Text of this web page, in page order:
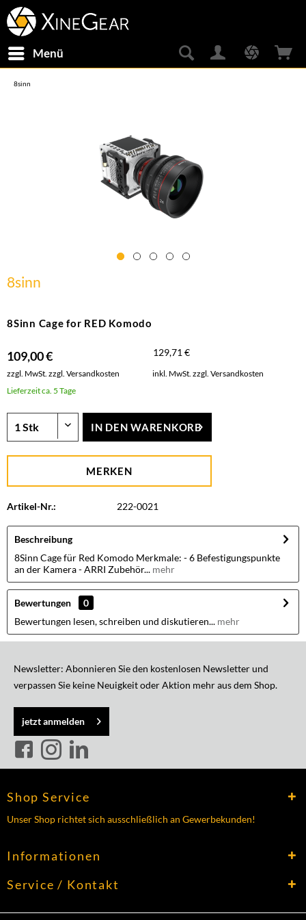
Menü
8sinn
8sinn
8Sinn Cage for RED Komodo
109,00 € 129,71 €
zzgl. MwSt. zzgl. Versandkosten inkl. MwSt. zzgl. Versandkosten
Lieferzeit ca. 5 Tage
IN DEN WARENKORB
MERKEN
Artikel-Nr.: 222-0021
Beschreibung
8Sinn Cage für Red Komodo Merkmale: - 6 Befestigungspunkte
an der Kamera - ARRI Zubehör... mehr
Bewertungen
0
Bewertungen lesen, schreiben und diskutieren... mehr
Newsletter: Abonnieren Sie den kostenlosen Newsletter und
verpassen Sie keine Neuigkeit oder Aktion mehr aus dem Shop.
jetzt anmelden
Shop Service
Unser Shop richtet sich ausschließlich an Gewerbekunden!
Informationen
Service / Kontakt